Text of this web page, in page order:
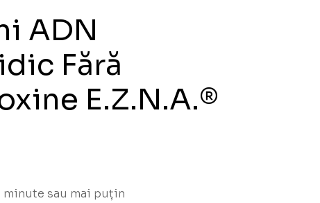
ADN
Fără
E.Z.N.A.®
minute sau mai puțin